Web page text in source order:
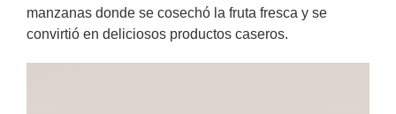
manzanas donde se cosechó la fruta fresca y se
convirtió en deliciosos productos caseros.